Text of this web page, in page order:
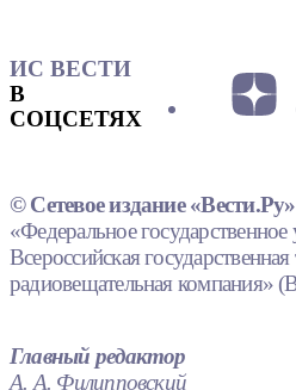
ИС ВЕСТИ
В
СОЦСЕТЯХ
© Сетевое издание «Вести.Ру»
«Федеральное
Всероссийская
радиовещательная компания»
Главный редактор
А. А. Филипповский